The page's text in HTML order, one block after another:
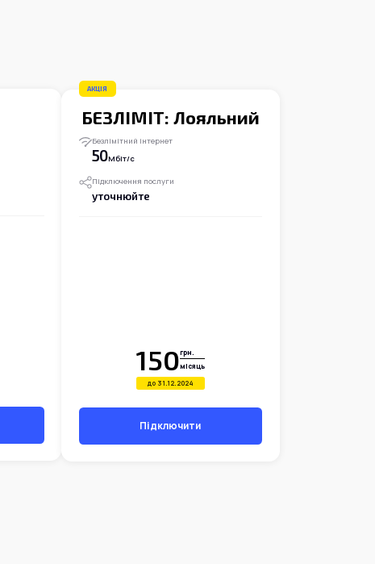
АКЦІЯ
БЕЗЛІМІТ: Лояльний
Безлімітний інтернет
50Мбіт/с
Підключення послуги
уточнюйте
150грн.
місяць
до 31.12.2024
Підключити